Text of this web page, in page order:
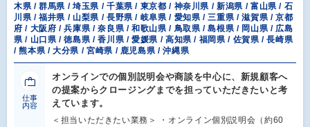
木県 / 群馬県 / 埼玉県 / 千葉県 / 東京都 / 神奈川県 / 新潟県 / 富山県 / 石
川県 / 福井県 / 山梨県 / 長野県 / 岐阜県 / 愛知県 / 三重県 / 滋賀県 / 京都
府 / 大阪府 / 兵庫県 / 奈良県 / 和歌山県 / 鳥取県 / 島根県 / 岡山県 / 広島
県 / 山口県 / 徳島県 / 香川県 / 愛媛県 / 高知県 / 福岡県 / 佐賀県 / 長崎県
/ 熊本県 / 大分県 / 宮崎県 / 鹿児島県 / 沖縄県
仕事
内容
オンラインでの個別説明会や商談を中心に、新規顧客へ
の提案からクロージングまでを担っていただきたいと考
えています。
＜担当いただきたい業務＞ ・オンライン個別説明会（約60